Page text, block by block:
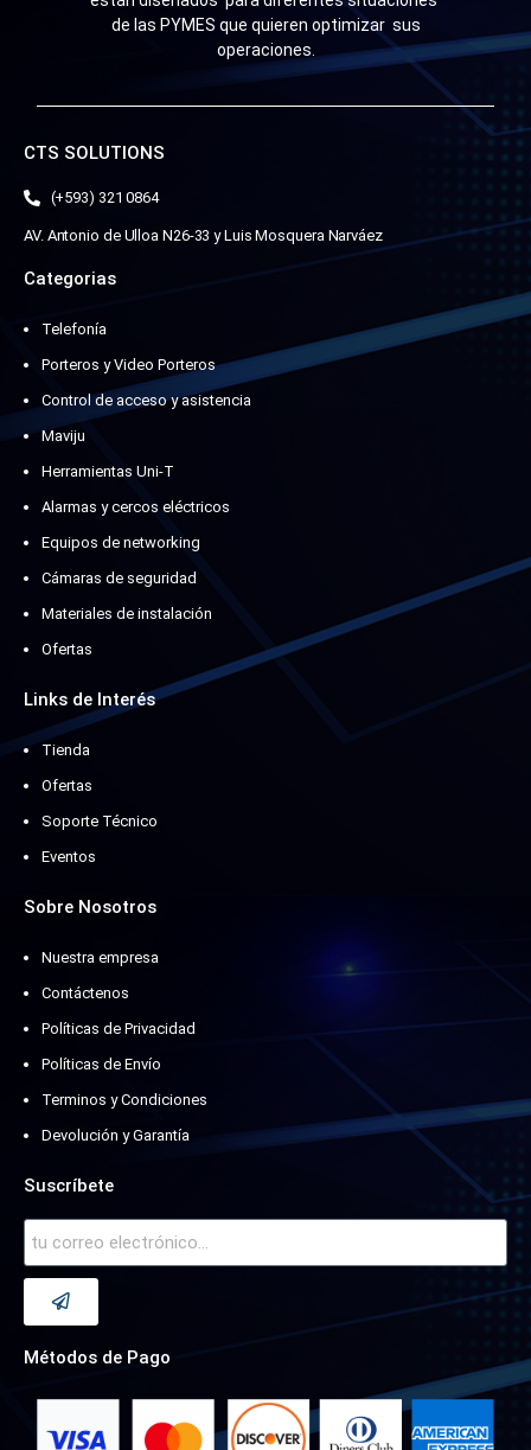
de las PYMES que quieren optimizar sus
operaciones.
CTS SOLUTIONS
(+593) 321 0864
AV. Antonio de Ulloa N26-33 y Luis Mosquera Narváez
Categorias
Telefonía
Porteros y Video Porteros
Control de acceso y asistencia
Maviju
Herramientas Uni-T
Alarmas y cercos eléctricos
Equipos de networking
Cámaras de seguridad
Materiales de instalación
Ofertas
Links de Interés
Tienda
Ofertas
Soporte Técnico
Eventos
Sobre Nosotros
Nuestra empresa
Contáctenos
Políticas de Privacidad
Políticas de Envío
Terminos y Condiciones
Devolución y Garantía
Suscríbete
Métodos de Pago